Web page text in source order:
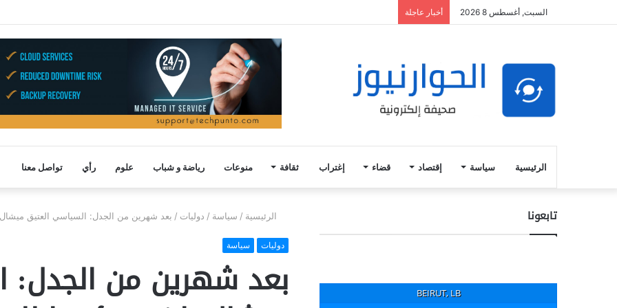
السبت, أغسطس 8 2026 أخبار عاجلة
الرئيسية سياسة إقتصاد قضاء إغتراب ثقافة منوعات رياضة و شباب علوم رأي تواصل معنا
الرئيسية / سياسة / دوليات / بعد شهرين من الجدل: السياسي العتيق ميشال
دوليات سياسة
بعد شهرين من الجدل:
تابعونا
BEIRUT, LB